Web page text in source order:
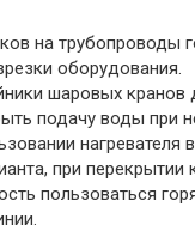
на трубопроводы
оборудования.
шаровых кранов
подачу воды при
нагревателя
при перекрытии
пользоваться